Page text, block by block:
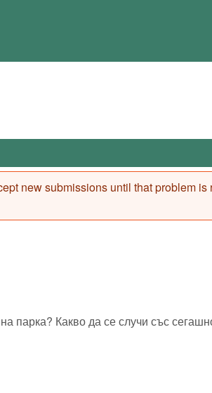
new submissions until that problem is
парка? Какво да се случи със